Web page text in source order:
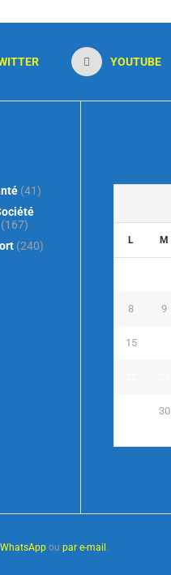
YOUTUBE
(41)
(167)
(240) L M
8 9
15
30
ou par e-mail .